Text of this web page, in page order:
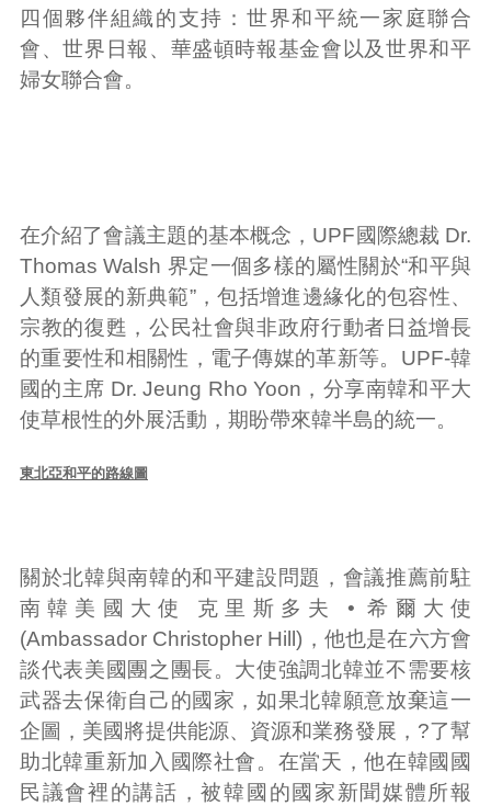
四個夥伴組織的支持：世界和平統一家庭聯合
會、世界日報、華盛頓時報基金會以及世界和平
婦女聯合會。
在介紹了會議主題的基本概念，UPF國際總裁 Dr.
Thomas Walsh 界定一個多樣的屬性關於“和平與
人類發展的新典範”，包括增進邊緣化的包容性、
宗教的復甦，公民社會與非政府行動者日益增長
的重要性和相關性，電子傳媒的革新等。UPF-韓
國的主席 Dr. Jeung Rho Yoon，分享南韓和平大
使草根性的外展活動，期盼帶來韓半島的統一。
東北亞和平的路線圖
關於北韓與南韓的和平建設問題，會議推薦前駐
南韓美國大使 克里斯多夫 • 希爾大使
(Ambassador Christopher Hill)，他也是在六方會
談代表美國團之團長。大使強調北韓並不需要核
武器去保衛自己的國家，如果北韓願意放棄這一
企圖，美國將提供能源、資源和業務發展，?了幫
助北韓重新加入國際社會。在當天，他在韓國國
民議會裡的講話，被韓國的國家新聞媒體所報